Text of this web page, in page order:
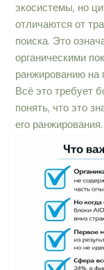
экосистемы, но
отличаются от
поиска. Это
органическими
ранжированию на
Всё это требует
понять, что это
его ранжирования.